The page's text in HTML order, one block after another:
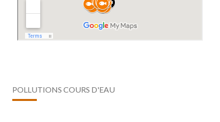
POLLUTIONS COURS D'EAU